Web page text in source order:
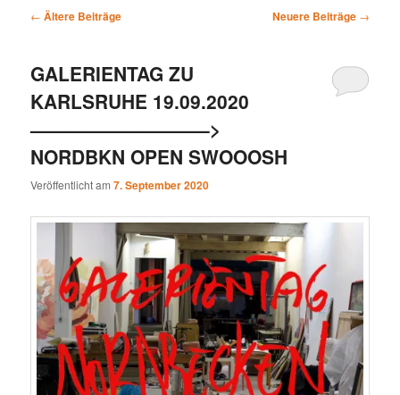
Beitragsnavigation
← Ältere Beiträge Neuere Beiträge →
GALERIENTAG ZU
KARLSRUHE 19.09.2020
—————————–>
NORDBKN OPEN SWOOOSH
Veröffentlicht am7. September 2020